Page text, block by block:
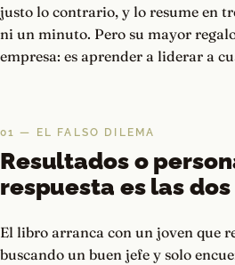
justo lo contrario, y lo resume en
ni un minuto. Pero su mayor
empresa: es aprender a liderar a
01 — EL FALSO DILEMA
Resultados o
respuesta es las dos
El libro arranca con un joven que
buscando un buen jefe y solo